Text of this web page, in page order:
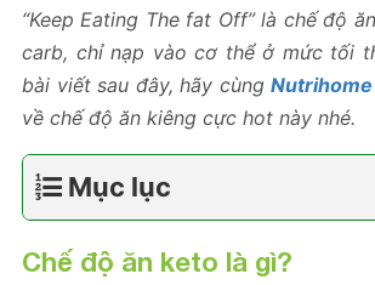
“Keep Eating The fat Off” là chế độ
carb, chỉ nạp vào cơ thể ở mức tối
bài viết sau đây, hãy cùng Nutrihome
về chế độ ăn kiêng cực hot này nhé.
Mục lục
Chế độ ăn keto là gì?